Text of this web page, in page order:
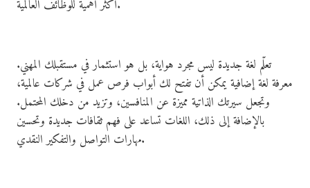
أكثر أهمية للوظائف العالمية.
تعلّم لغة جديدة ليس مجرد هواية، بل هو استثمار في مستقبلك المهني.
معرفة لغة إضافية يمكن أن تفتح لك أبواب فرص عمل في شركات عالمية،
وتجعل سيرتك الذاتية مميزة عن المنافسين، وتزيد من دخلك المحتمل.
بالإضافة إلى ذلك، اللغات تساعد على فهم ثقافات جديدة وتحسين
مهارات التواصل والتفكير النقدي.